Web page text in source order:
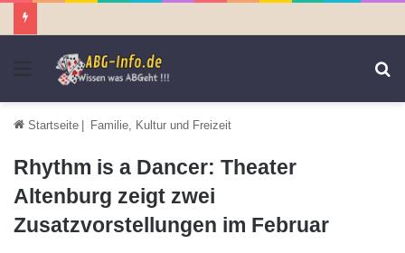
Menü
Startseite | Familie, Kultur und Freizeit
Rhythm is a Dancer: Theater
Altenburg zeigt zwei
Zusatzvorstellungen im Februar